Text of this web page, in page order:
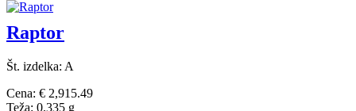
Raptor
Št. izdelka: A
Cena: € 2,915.49
Teža: 0.335 g